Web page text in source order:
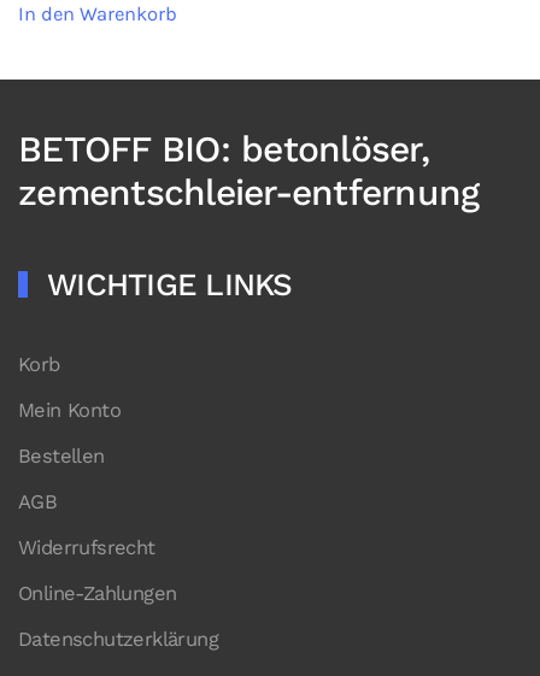
In den Warenkorb
BETOFF BIO: betonlöser,
zementschleier-entfernung
WICHTIGE LINKS
Korb
Mein Konto
Bestellen
AGB
Widerrufsrecht
Online-Zahlungen
Datenschutzerklärung